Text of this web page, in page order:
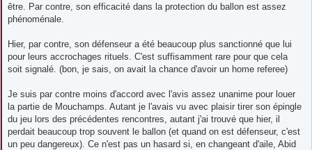
être. Par contre, son efficacité dans la protection du ballon est assez
phénoménale.
Hier, par contre, son défenseur a été beaucoup plus sanctionné que lui
pour leurs accrochages rituels. C'est suffisamment rare pour que cela
soit signalé. (bon, je sais, on avait la chance d'avoir un home referee)
Je suis par contre moins d'accord avec l'avis assez unanime pour louer
la partie de Mouchamps. Autant je l'avais vu avec plaisir tirer son épingle
du jeu lors des précédentes rencontres, autant j'ai trouvé que hier, il
perdait beaucoup trop souvent le ballon (et quand on est défenseur, c'est
un peu dangereux). Ce n'est pas un hasard si, en changeant d'aile, Abid